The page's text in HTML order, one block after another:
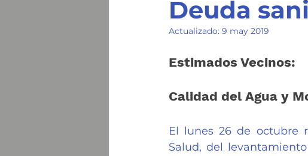
Deuda
Actualizado: 9 may 2019
Estimados Vecinos:
Calidad del Agua y
El lunes 26 de octubre
Salud, del